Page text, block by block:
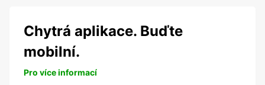
Chytrá aplikace. Buďte
mobilní.
Pro více informací